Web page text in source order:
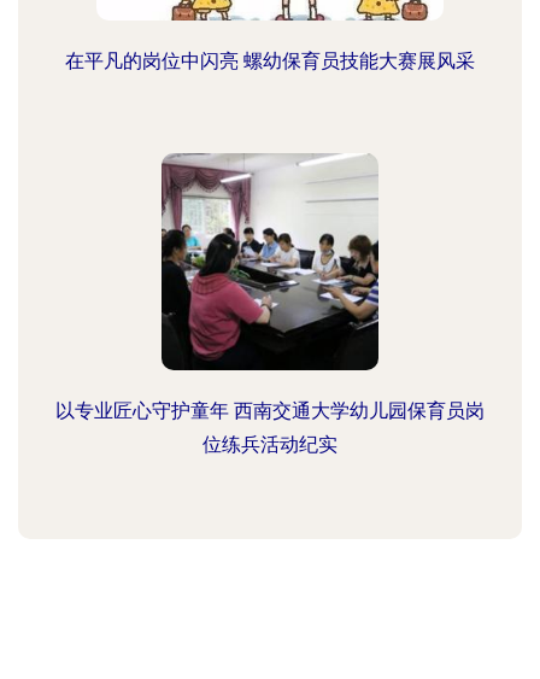
在平凡的岗位中闪亮 螺幼保育员技能大赛展风采
以专业匠心守护童年 西南交通大学幼儿园保育员岗
位练兵活动纪实